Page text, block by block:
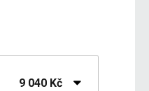
9 040 Kč